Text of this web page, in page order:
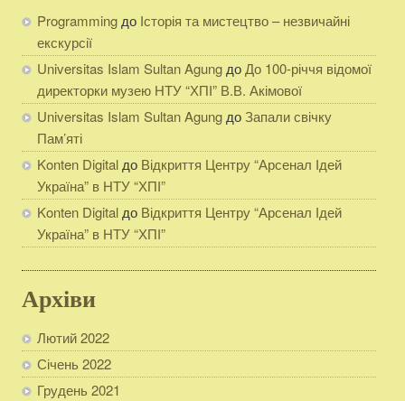
Programmingдо Історія та мистецтво – незвичайні
екскурсії
Universitas Islam Sultan AgungдоДо 100-річчя відомої
директорки музею НТУ “ХПІ” В.В. Акімової
Universitas Islam Sultan AgungдоЗапали свічку
Пам’яті
Konten Digitalдо Відкриття Центру “Арсенал Ідей
Україна” в НТУ “ХПІ”
Konten Digitalдо Відкриття Центру “Арсенал Ідей
Україна” в НТУ “ХПІ”
Архіви
Лютий 2022
Січень 2022
Грудень 2021